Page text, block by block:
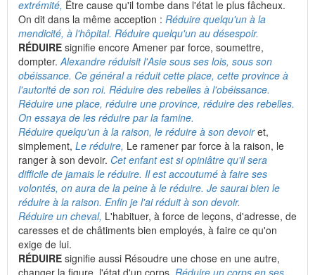
extrémité, Être cause qu'il tombe dans l'état le plus fâcheux.
On dit dans la même acception : Réduire quelqu'un à la
mendicité, à l'hôpital. Réduire quelqu'un au désespoir.
RÉDUIRE signifie encore Amener par force, soumettre,
dompter.Alexandre réduisit l'Asie sous ses lois, sous son
obéissance. Ce général a réduit cette place, cette province à
l'autorité de son roi. Réduire des rebelles à l'obéissance.
Réduire une place, réduire une province, réduire des rebelles.
On essaya de les réduire par la famine.
Réduire quelqu'un à la raison, le réduire à son devoiret,
simplement, Le réduire, Le ramener par force à la raison, le
ranger à son devoir. Cet enfant est si opiniâtre qu'il sera
difficile de jamais le réduire. Il est accoutumé à faire ses
volontés, on aura de la peine à le réduire. Je saurai bien le
réduire à la raison. Enfin je l'ai réduit à son devoir.
Réduire un cheval, L'habituer, à force de leçons, d'adresse, de
caresses et de châtiments bien employés, à faire ce qu'on
exige de lui.
RÉDUIRE signifie aussi Résoudre une chose en une autre,
changer la figure, l'état d'un corps. Réduire un corps en ses